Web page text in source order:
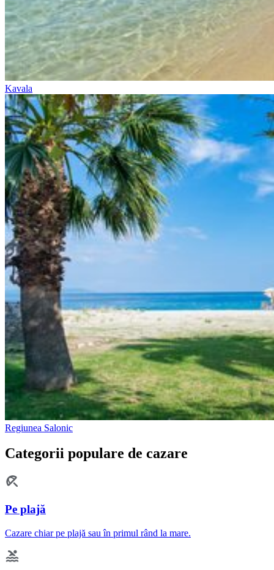
Kavala
Regiunea Salonic
Categorii populare de cazare
Pe plajă
Cazare chiar pe plajă sau în primul rând la mare.